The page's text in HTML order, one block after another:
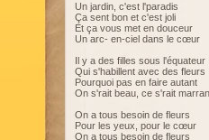
Un jardin, c'est l'paradis
Ça sent bon et c'est joli
Et ça vous met en douceur
Un arc- en-ciel dans le cœur
Il y a des filles sous l'équateur
Qui s'habillent avec des fleurs
Pourquoi pas en faire autant
On s'rait beau, ce s'rait
On a tous besoin de fleurs
Pour les yeux, pour le cœur
On a tous besoin de fleurs